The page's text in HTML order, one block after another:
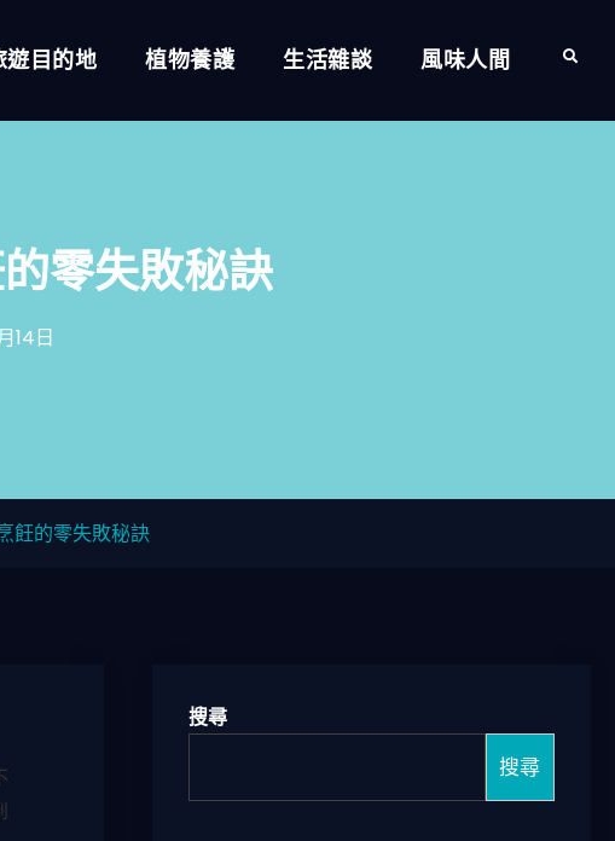
遊目的地 植物養護 生活雜談 風味人間 Search
零失敗秘訣
14日
飪的零失敗秘訣
搜尋
搜尋